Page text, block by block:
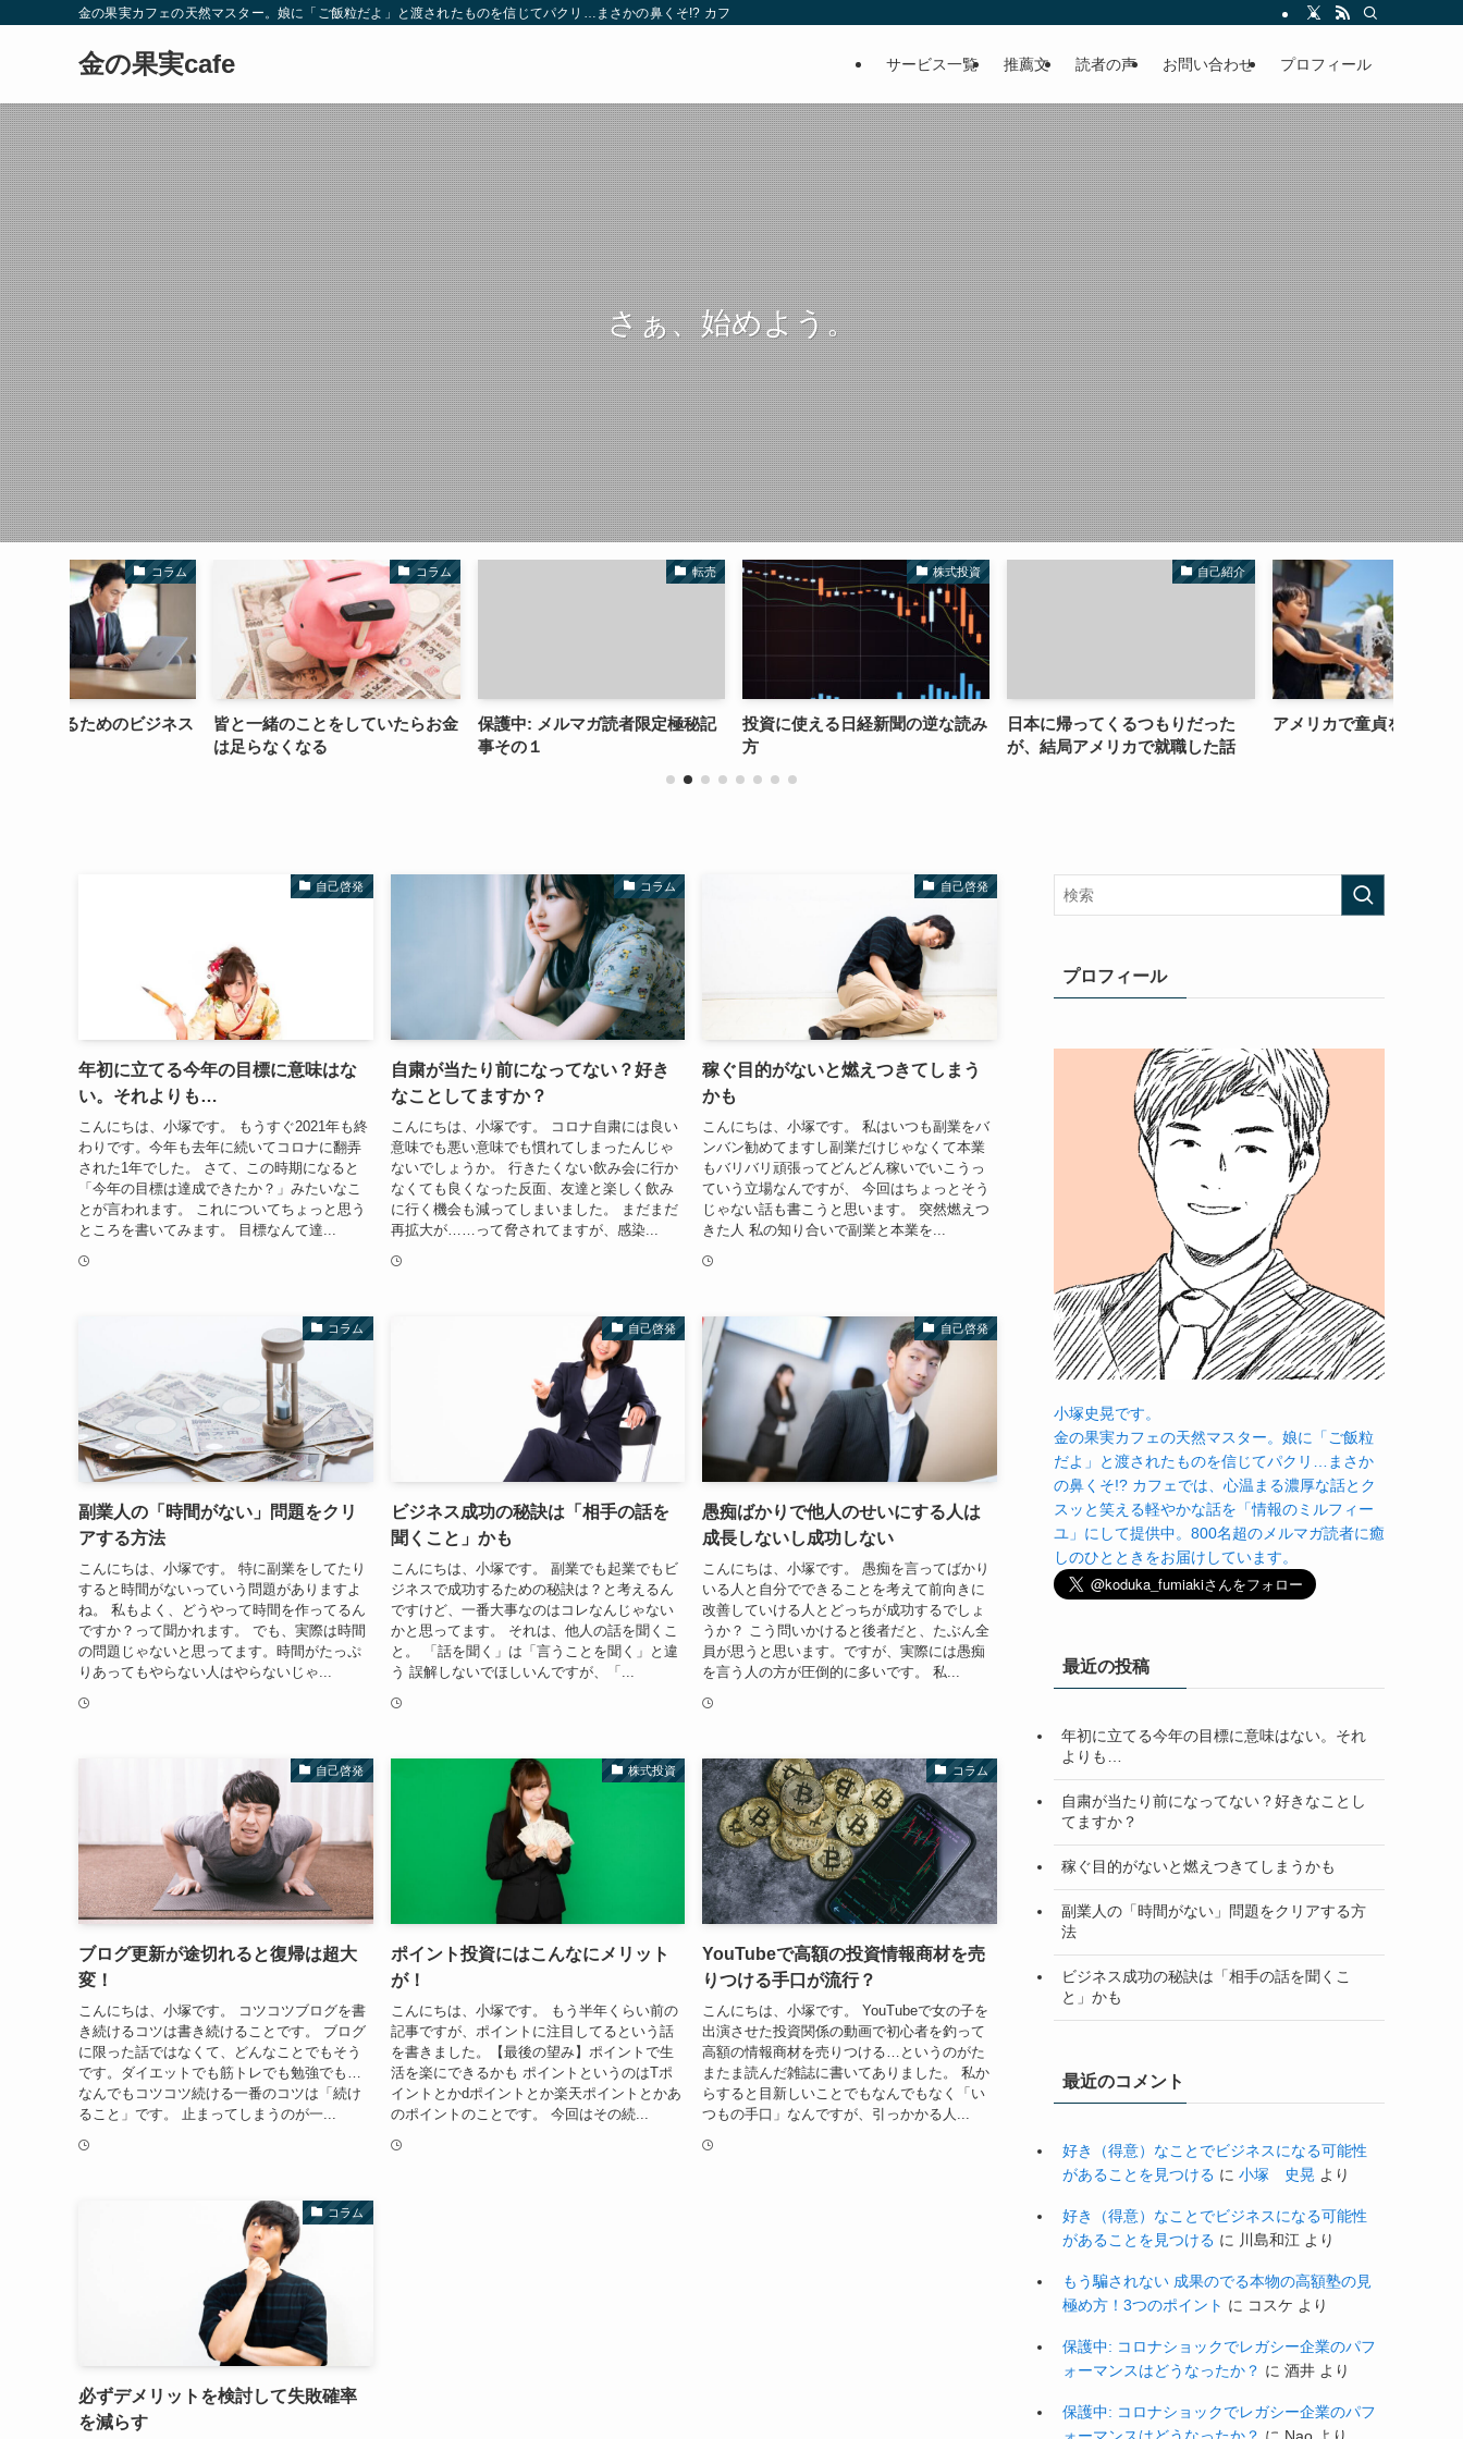
金の果実カフェの天然マスター。娘に「ご飯粒だよ」と渡されたものを信じてパクリ…まさかの鼻くそ!? カフェでは、心温まる濃厚な話とクスッと笑える軽やかな話を「情報のミルフィーユ」にして提供中。800名超のメルマガ読
金の果実cafe サービス一覧 推薦文 読者の声 お問い合わせ プロフィール
さぁ、始めよう。
コラム
皆と一緒のことをしていたらお金
保護中: メルマガ読者限定極秘記
株式投資
投資に使える日経新聞の逆な読み
日本に帰ってくるつもりだった
が、結局アメリカで就職した話
自己紹介
アメリカで童貞を捨てた話
自己啓発
年初に立てる今年の目標に意味はな
い。それよりも…
こんにちは、小塚です。 もうすぐ2021年も終
わりです。今年も去年に続いてコロナに翻弄
された1年でした。 さて、この時期になると
「今年の目標は達成できたか？」みたいなこ
とが言われます。 これについてちょっと思う
ところを書いてみます。 目標なんて達...
コラム
自粛が当たり前になってない？好き
なことしてますか？
こんにちは、小塚です。 コロナ自粛には良い
意味でも悪い意味でも慣れてしまったんじゃ
ないでしょうか。 行きたくない飲み会に行か
なくても良くなった反面、友達と楽しく飲み
に行く機会も減ってしまいました。 まだまだ
再拡大が……って脅されてますが、感染...
自己啓発
稼ぐ目的がないと燃えつきてしまう
かも
こんにちは、小塚です。 私はいつも副業をバ
ンバン勧めてますし副業だけじゃなくて本業
もバリバリ頑張ってどんどん稼いでいこうっ
ていう立場なんですが、 今回はちょっとそう
じゃない話も書こうと思います。 突然燃えつ
きた人 私の知り合いで副業と本業を...
コラム
副業人の「時間がない」問題をクリ
アする方法
こんにちは、小塚です。 特に副業をしてたり
すると時間がないっていう問題がありますよ
ね。 私もよく、どうやって時間を作ってるん
ですか？って聞かれます。 でも、実際は時間
の問題じゃないと思ってます。時間がたっぷ
りあってもやらない人はやらないじゃ...
自己啓発
ビジネス成功の秘訣は「相手の話を
聞くこと」かも
こんにちは、小塚です。 副業でも起業でもビ
ジネスで成功するための秘訣は？と考えるん
ですけど、一番大事なのはコレなんじゃない
かと思ってます。 それは、他人の話を聞くこ
と。 「話を聞く」は「言うことを聞く」と違
う 誤解しないでほしいんですが、「...
自己啓発
愚痴ばかりで他人のせいにする人は
成長しないし成功しない
こんにちは、小塚です。 愚痴を言ってばかり
いる人と自分でできることを考えて前向きに
改善していける人とどっちが成功するでしょ
うか？ こう問いかけると後者だと、たぶん全
員が思うと思います。ですが、実際には愚痴
を言う人の方が圧倒的に多いです。 私...
自己啓発
ブログ更新が途切れると復帰は超大
変！
こんにちは、小塚です。 コツコツブログを書
き続けるコツは書き続けることです。 ブログ
に限った話ではなくて、どんなことでもそう
です。ダイエットでも筋トレでも勉強でも…
なんでもコツコツ続ける一番のコツは「続け
ること」です。 止まってしまうのが一...
株式投資
ポイント投資にはこんなにメリット
が！
こんにちは、小塚です。 もう半年くらい前の
記事ですが、ポイントに注目してるという話
を書きました。【最後の望み】ポイントで生
活を楽にできるかも ポイントというのはTポ
イントとかdポイントとか楽天ポイントとかあ
のポイントのことです。 今回はその続...
コラム
YouTubeで高額の投資情報商材を売
りつける手口が流行？
こんにちは、小塚です。 YouTubeで女の子を
出演させた投資関係の動画で初心者を釣って
高額の情報商材を売りつける…というのがた
またま読んだ雑誌に書いてありました。 私か
らすると目新しいことでもなんでもなく「い
つもの手口」なんですが、引っかかる人...
コラム
必ずデメリットを検討して失敗確率
を減らす
プロフィール
小塚史晃です。
金の果実カフェの天然マスター。娘に「ご飯粒
だよ」と渡されたものを信じてパクリ…まさか
の鼻くそ!? カフェでは、心温まる濃厚な話とク
スッと笑える軽やかな話を「情報のミルフィー
ユ」にして提供中。800名超のメルマガ読者に癒
しのひとときをお届けしています。
最近の投稿
年初に立てる今年の目標に意味はない。それ
よりも…
自粛が当たり前になってない？好きなことし
てますか？
稼ぐ目的がないと燃えつきてしまうかも
副業人の「時間がない」問題をクリアする方
法
ビジネス成功の秘訣は「相手の話を聞くこ
と」かも
最近のコメント
好き（得意）なことでビジネスになる可能性
があることを見つける に 小塚 史晃 より
好き（得意）なことでビジネスになる可能性
があることを見つける に 川島和江 より
もう騙されない 成果のでる本物の高額塾の見
極め方！3つのポイント に コスケ より
保護中: コロナショックでレガシー企業のパフ
ォーマンスはどうなったか？ に 酒井 より
保護中: コロナショックでレガシー企業のパフ
ォーマンスはどうなったか？ に Nao より